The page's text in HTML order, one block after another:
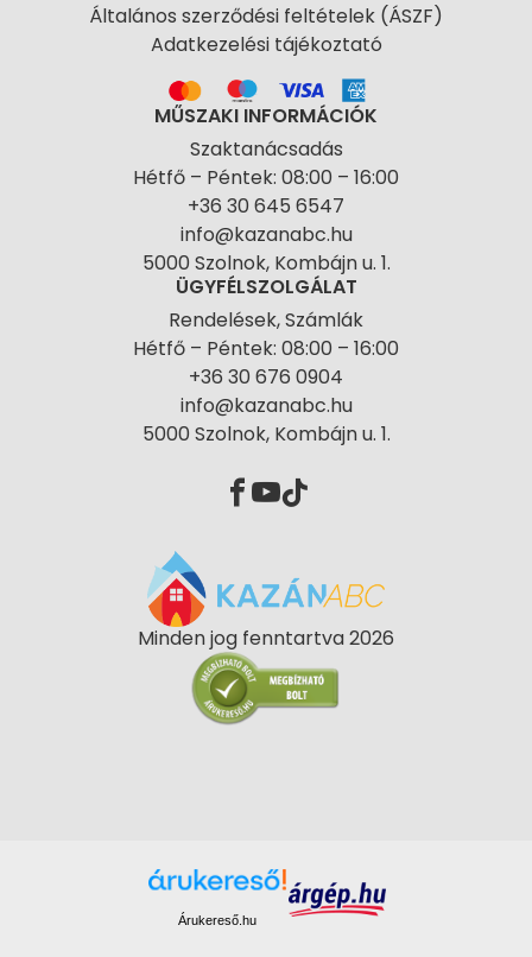
Általános szerződési feltételek (ÁSZF)
Adatkezelési tájékoztató
MŰSZAKI INFORMÁCIÓK
Szaktanácsadás
Hétfő – Péntek: 08:00 – 16:00
+36 30 645 6547
info@kazanabc.hu
5000 Szolnok, Kombájn u. 1.
ÜGYFÉLSZOLGÁLAT
Rendelések, Számlák
Hétfő – Péntek: 08:00 – 16:00
+36 30 676 0904
info@kazanabc.hu
5000 Szolnok, Kombájn u. 1.
Minden jog fenntartva 2026
Árukereső.hu